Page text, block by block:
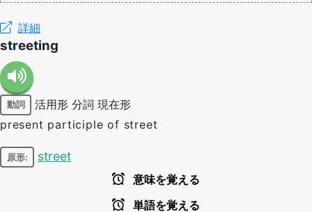
詳細
streeting
動詞 活用形 分詞 現在形
present participle of street
原形: street
意味を覚える
単語を覚える